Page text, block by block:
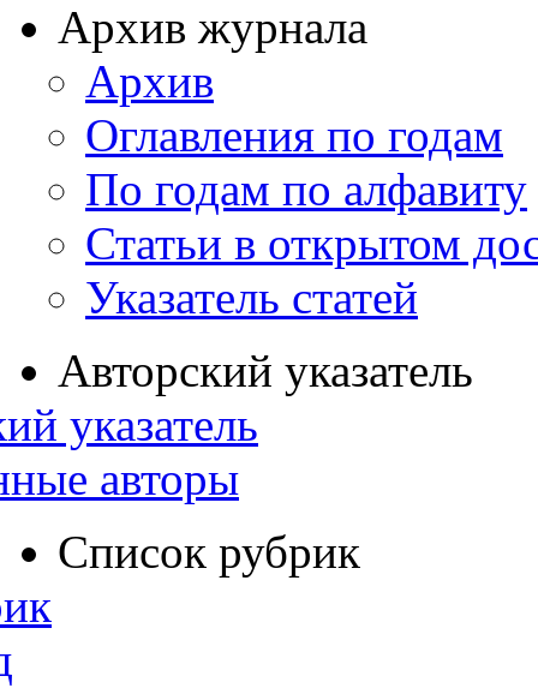
Архив журнала
Архив
Оглавления по годам
По годам по алфавиту
Статьи в открытом
Указатель статей
Авторский указатель
указатель
авторы
Список рубрик